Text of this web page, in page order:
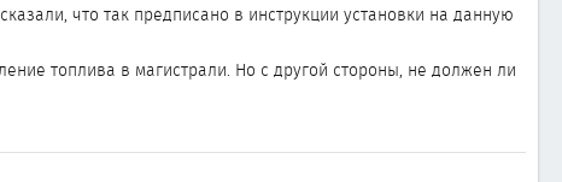
что так предписано в инструкции установки на данную
топлива в магистрали. Но с другой стороны, не должен ли